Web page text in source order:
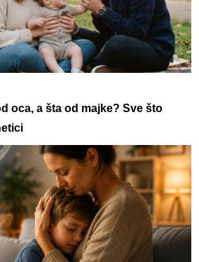
oca, a šta od majke? Sve što